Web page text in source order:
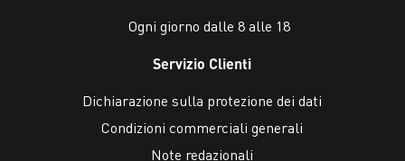
Ogni giorno dalle 8 alle 18
Servizio Clienti
Dichiarazione sulla protezione dei dati
Condizioni commerciali generali
Note redazionali